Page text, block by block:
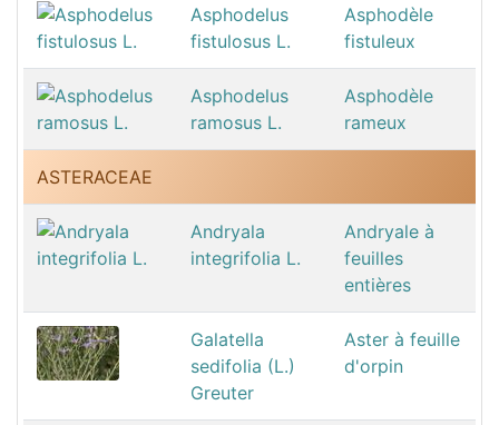
Asphodelus
fistulosus L.
Asphodèle
fistuleux
Asphodelus
ramosus L.
Asphodèle
rameux
ASTERACEAE
Andryala
integrifolia L.
Andryale à
feuilles
entières
Galatella
sedifolia (L.)
Greuter
Aster à feuille
d'orpin